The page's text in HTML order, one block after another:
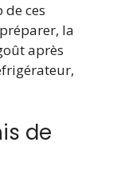
de ces
la
après
de